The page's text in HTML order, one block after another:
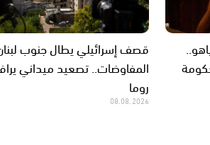
قصف إسرائيلي يطال جنوب
المفاوضات.. تصعيد ميداني
روما
08.08.2026